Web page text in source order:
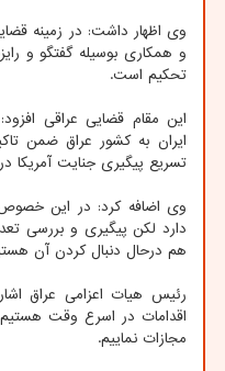
وی اظهار داشت: در زمینه
و همکاری بوسیله گفتگو و
تحکیم است.
این مقام قضایی عراقی
ایران به کشور عراق ضمن
تسریع پیگیری جنایت آمریکا
وی اضافه کرد: در این
دارد لکن پیگیری و بررسی
هم درحال دنبال کردن آن
رئیس هیات اعزامی عراق
اقدامات در اسرع وقت هستیم
مجازات نماییم.